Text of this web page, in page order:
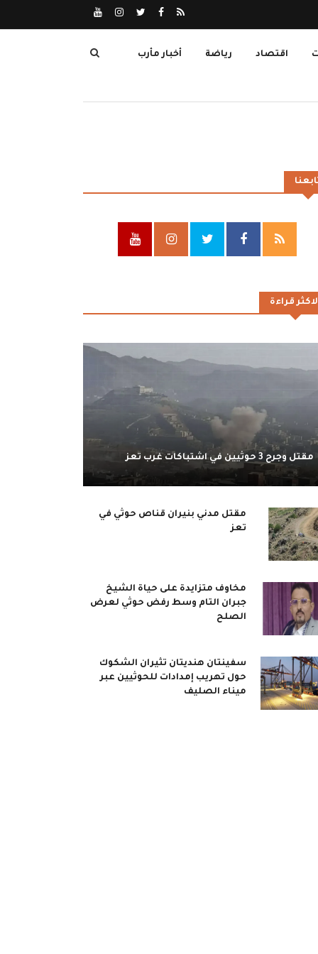
اقتصاد رياضة أخبار مأرب
قراءة
مقتل وجرح 3 حوثيين في اشتباكات غرب تعز
مقتل مدني بنيران قناص حوثي في
تعز
مخاوف متزايدة على حياة الشيخ
جبران التام وسط رفض حوثي لعرض
الصلح
سفينتان هنديتان تثيران الشكوك
حول تهريب إمدادات للحوثيين عبر
ميناء الصليف